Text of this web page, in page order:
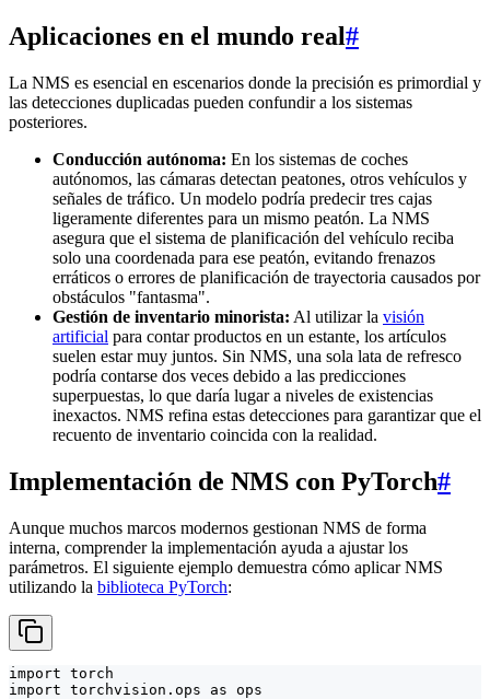
Aplicaciones en el mundo real#
La NMS es esencial en escenarios donde la precisión es primordial y
las detecciones duplicadas pueden confundir a los sistemas
posteriores.
Conducción autónoma: En los sistemas de coches
autónomos, las cámaras detectan peatones, otros vehículos y
señales de tráfico. Un modelo podría predecir tres cajas
ligeramente diferentes para un mismo peatón. La NMS
asegura que el sistema de planificación del vehículo reciba
solo una coordenada para ese peatón, evitando frenazos
erráticos o errores de planificación de trayectoria causados por
obstáculos "fantasma".
Gestión de inventario minorista: Al utilizar la visión
artificial para contar productos en un estante, los artículos
suelen estar muy juntos. Sin NMS, una sola lata de refresco
podría contarse dos veces debido a las predicciones
superpuestas, lo que daría lugar a niveles de existencias
inexactos. NMS refina estas detecciones para garantizar que el
recuento de inventario coincida con la realidad.
Implementación de NMS con PyTorch#
Aunque muchos marcos modernos gestionan NMS de forma
interna, comprender la implementación ayuda a ajustar los
parámetros. El siguiente ejemplo demuestra cómo aplicar NMS
utilizando la biblioteca PyTorch:
import torch
import torchvision.ops as ops